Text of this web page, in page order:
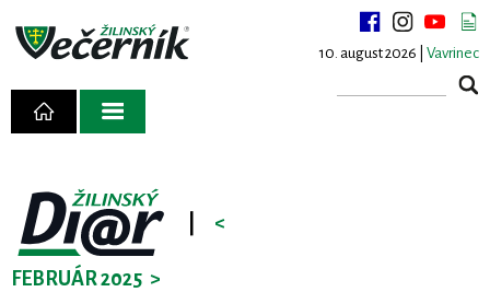
10. august 2026 | Vavrinec
<
FEBRUÁR 2025 >